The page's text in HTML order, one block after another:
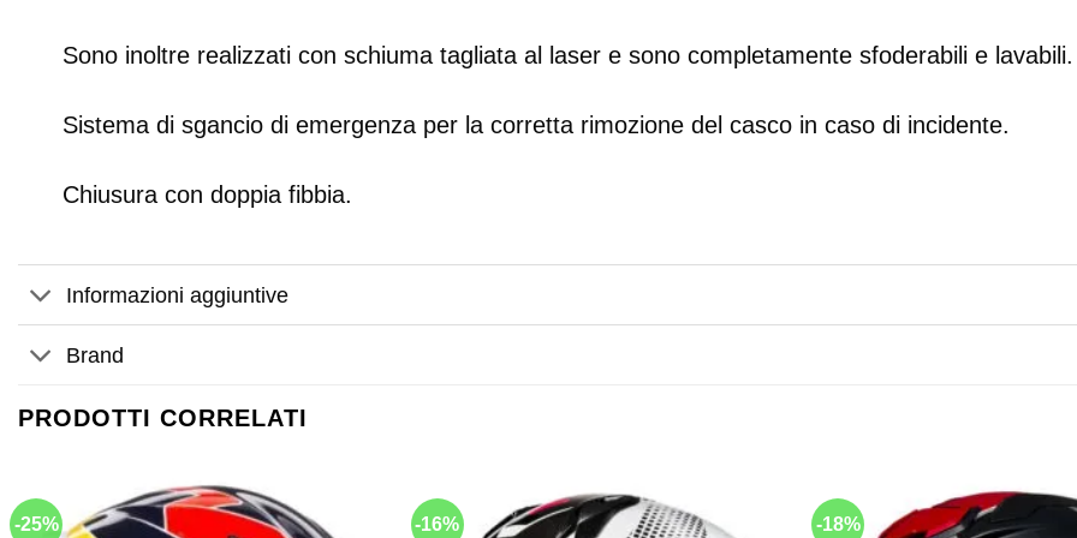
Sono inoltre realizzati con schiuma tagliata al laser e sono completamente sfoderabili e lavabili.
Sistema di sgancio di emergenza per la corretta rimozione del casco in caso di incidente.
Chiusura con doppia fibbia.
Informazioni aggiuntive
Brand
PRODOTTI CORRELATI
-25% -16% -18%